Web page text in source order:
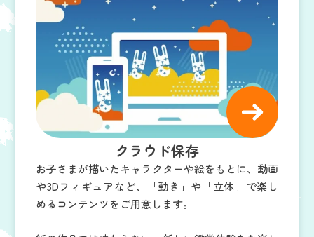
クラウド保存​
お子さまが描いたキャラクターや絵をもとに、動画
や3Dフィギュアなど、「動き」や「立体」で楽し
めるコンテンツをご用意します。